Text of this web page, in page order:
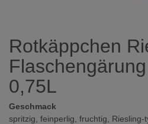
Rotkäppchen
0,75L
Geschmack
spritzig, feinperlig, fruchtig,